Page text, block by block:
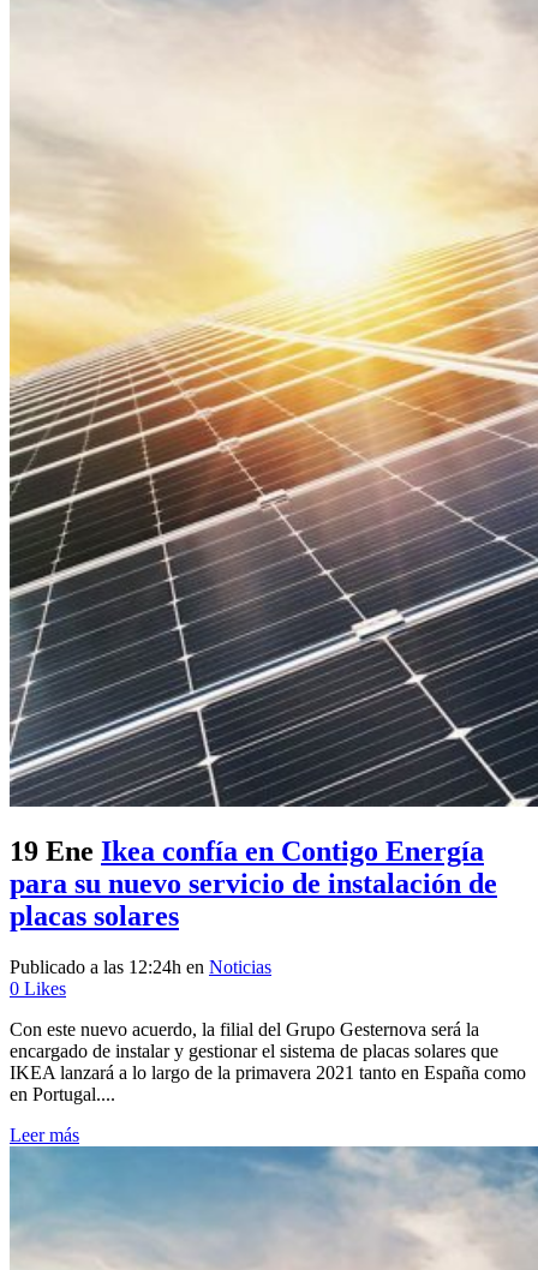
19 Ene Ikea confía en Contigo Energía
para su nuevo servicio de instalación de
placas solares
Publicado a las 12:24h en Noticias
0 Likes
Con este nuevo acuerdo, la filial del Grupo Gesternova será la
encargado de instalar y gestionar el sistema de placas solares que
IKEA lanzará a lo largo de la primavera 2021 tanto en España como
en Portugal....
Leer más